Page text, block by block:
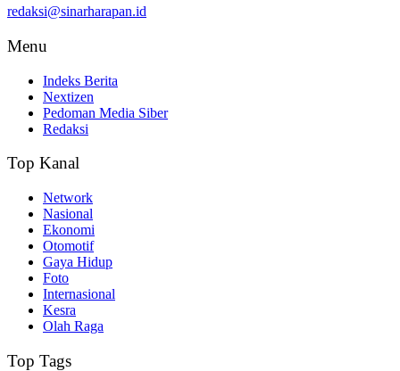
redaksi@sinarharapan.id
Menu
Indeks Berita
Nextizen
Pedoman Media Siber
Redaksi
Top Kanal
Network
Nasional
Ekonomi
Otomotif
Gaya Hidup
Foto
Internasional
Kesra
Olah Raga
Top Tags